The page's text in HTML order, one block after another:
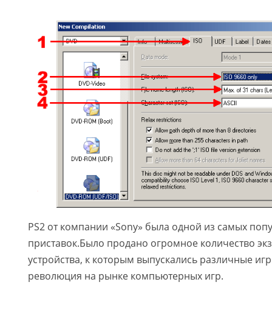
PS2 от компании «Sony» была одной из самых
приставок.Было продано огромное количество
устройства, к которым выпускались различные
революция на рынке компьютерных игр.